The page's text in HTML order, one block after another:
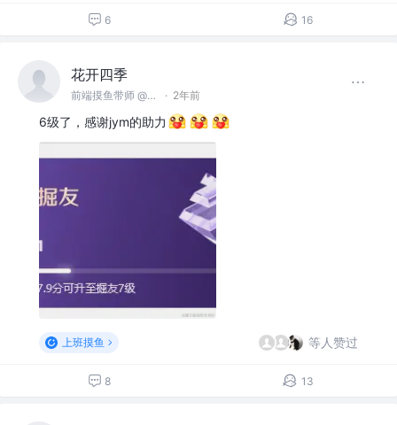
6 16
花开四季
前端摸鱼带师 @名不见经传沙雕公司 · 2年前
6级了，感谢jym的助力
上班摸鱼 等人赞过
8 13